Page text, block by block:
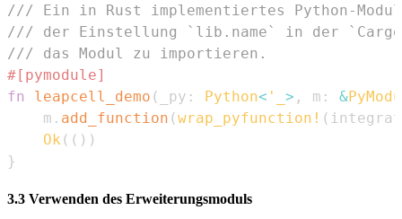
/// Ein in Rust implementiertes Python-
/// der Einstellung `lib.name` in der
/// das Modul zu importieren.
#[pymodule]
fn
leapcell_demo ( _py : Python< '_ > , m : &
    m
. add_function (wrap_pyfunction! (
Ok ( ( ) )
}
3.3 Verwenden des Erweiterungsmoduls